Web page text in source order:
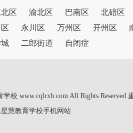
区 渝北区 巴南区 北碚区
永川区 万州区 开州区
二郎街道 自闭症
校 www.cqlrxh.com All Rights
星慧教育学校手机网站